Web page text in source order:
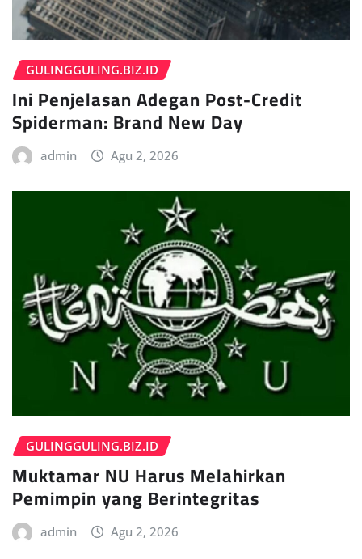
GULINGGULING.BIZ.ID
Ini Penjelasan Adegan Post-Credit
Spiderman: Brand New Day
admin Agu 2, 2026
GULINGGULING.BIZ.ID
Muktamar NU Harus Melahirkan
Pemimpin yang Berintegritas
admin Agu 2, 2026